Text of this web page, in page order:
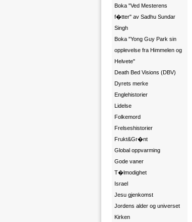
Boka "Ved Mesterens
f�tter" av Sadhu Sundar
Singh
Boka "Yong Guy Park sin
opplevelse fra Himmelen og
Helvete"
Death Bed Visions (DBV)
Dyrets merke
Englehistorier
Lidelse
Folkemord
Frelseshistorier
Frukt&Gr�nt
Global oppvarming
Gode vaner
T�lmodighet
Israel
Jesu gjenkomst
Jordens alder og universet
Kirken